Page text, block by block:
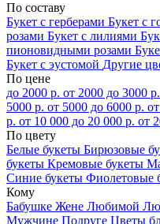
По составу
Букет с герберами Букет с
розами Букет с лилиями
пионовидными розами
Букет с эустомой Другие
По цене
до 2000 р. от 2000 до 3000 р.
5000 р. от 5000 до 6000 р.
р. от 10 000 до 20 000 р. от
По цвету
Белые букеты Бирюзовые
букеты Кремовые букеты
Синие букеты Фиолетовые
Кому
Бабушке Жене Любимой
Мужчине Подруге Цветы